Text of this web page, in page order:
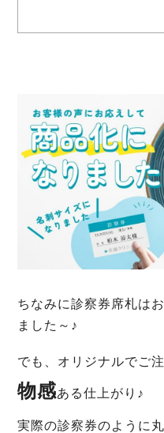
ちなみに診察券席札は
ました～♪
でも、オリジナルでご
物感ある仕上がり♪
実際の診察券のように